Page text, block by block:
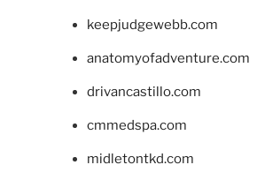
keepjudgewebb.com
anatomyofadventure.com
drivancastillo.com
cmmedspa.com
midletontkd.com